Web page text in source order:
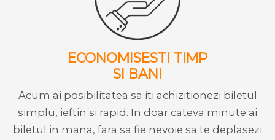
ECONOMISESTI TIMP
SI BANI
Acum ai posibilitatea sa iti achizitionezi biletul
simplu, ieftin si rapid. In doar cateva minute ai
biletul in mana, fara sa fie nevoie sa te deplasezi